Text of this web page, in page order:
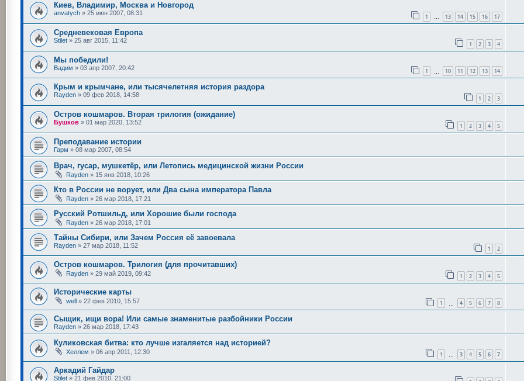
Киев, Владимир, Москва и Новгород
anvatych » 25 июн 2007, 08:31 1 … 13 14 15 16 17
Средневековая Европа
Stilet » 25 авг 2015, 11:42 1 2 3 4
Мы победили!
Вадим » 03 апр 2007, 20:42 1 10 11 12 13 14
Крым и крымчане, или тысячелетняя история раздора
Rayden » 09 фев 2018, 14:58 1 2 3
Остров кошмаров. Вторая трилогия (ожидание)
Бушков » 01 мар 2020, 13:52 1 2 3 4 5
Преподавание истории
Гарм » 08 мар 2007, 08:54
Врач, гусар, мушкетёр, или Летопись медицинской жизни России
Rayden » 15 янв 2018, 10:26
Кто в России не ворует, или Два сына императора Павла
Rayden » 26 мар 2018, 17:21
Русский Ротшильд, или Хорошие были господа
Rayden » 26 мар 2018, 17:01
Тайны Сибири, или Зачем Россия её завоевала
Rayden » 27 мар 2018, 11:52 1 2
Остров кошмаров. Трилогия (для прочитавших)
Rayden » 29 май 2019, 09:42 1 2 3 4 5
Исторические карты
well » 22 фев 2010, 15:57 1 4 5 6 7 8
Сыщик, ищи вора! Или самые знаменитые разбойники России
Rayden » 26 мар 2018, 17:43
Куликовская битва: кто лучше изгаляется над историей?
Хеллем » 06 апр 2011, 12:30 1 3 4 5 6 7
Аркадий Гайдар
Stilet » 21 фев 2010, 21:00